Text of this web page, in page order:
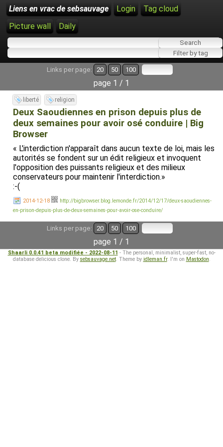
Liens en vrac de sebsauvage Login
Tag cloud
Picture wall
Daily
Links per page: 20 50 100
page 1 / 1
liberté religion
Deux Saoudiennes en prison depuis plus de
deux semaines pour avoir osé conduire | Big
Browser
« L'interdiction n'apparaît dans aucun texte de loi, mais les
autorités se fondent sur un édit religieux et invoquent
l'opposition des puissants religieux et des milieux
conservateurs pour maintenir l'interdiction.»
:-(
2014-12-18
http://bigbrowser.blog.lemonde.fr/2014/12/17/deux-saoudiennes-
en-prison-depuis-plus-de-deux-semaines-pour-avoir-ose-conduire/
Links per page: 20 50 100
page 1 / 1
Shaarli 0.0.41 beta modifiée - 2022-08-11 - The personal, minimalist, super-fast, no-
database delicious clone. By sebsauvage.net. Theme by idleman.fr. I'm on Mastodon.